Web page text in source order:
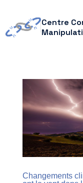
Centre
Changements